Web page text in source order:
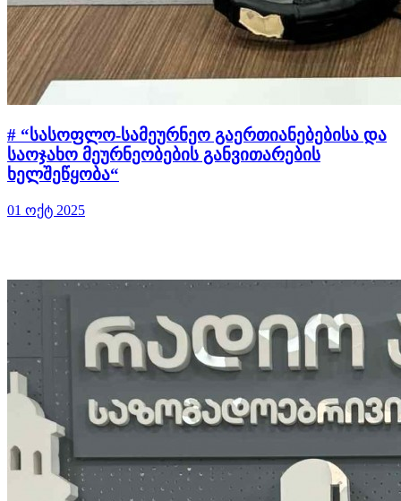
# “სასოფლო-სამეურნეო გაერთიანებებისა და
საოჯახო მეურნეობების განვითარების
ხელშეწყობა“
01 ოქტ 2025